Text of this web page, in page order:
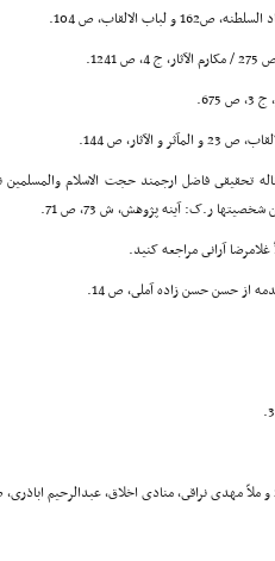
الالقاب، ص 104.
تحقیقى فاضل ارجمند حجت الاسلام والمسلمین
ر.ک: آینه پژوهش، ش 73، ص 71.
آرانى مراجعه کنید.
از حسن حسن زاده آملى، ص 14.